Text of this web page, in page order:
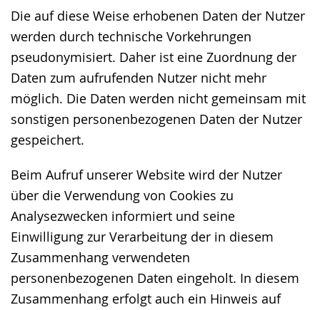
Die auf diese Weise erhobenen Daten der Nutzer
werden durch technische Vorkehrungen
pseudonymisiert. Daher ist eine Zuordnung der
Daten zum aufrufenden Nutzer nicht mehr
möglich. Die Daten werden nicht gemeinsam mit
sonstigen personenbezogenen Daten der Nutzer
gespeichert.
Beim Aufruf unserer Website wird der Nutzer
über die Verwendung von Cookies zu
Analysezwecken informiert und seine
Einwilligung zur Verarbeitung der in diesem
Zusammenhang verwendeten
personenbezogenen Daten eingeholt. In diesem
Zusammenhang erfolgt auch ein Hinweis auf